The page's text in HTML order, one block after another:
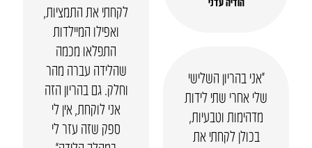
לקחתי את התמציות,
ואפילו המיילדות
התפלאו מכמה
שהלידה עברה מהר
וחלק. גם בהריון הזה
אני לוקחת, אין לי
ספק שזה עזר לי
“אני בהריון השלישי
שלי אחרי שתי לידות
מדהימות וטבעיות,
בכולן לקחתי את